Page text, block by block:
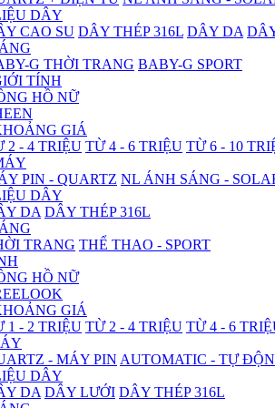
DÂY
CAO SU DÂY THÉP 316L DÂY DA
G THỜI TRANG BABY-G SPORT
TÍNH
HỒ NỮ
GIÁ
2 - 4 TRIỆU TỪ 4 - 6 TRIỆU TỪ 6 - 10
PIN - QUARTZ NL ÁNH SÁNG -
DÂY
DA DÂY THÉP 316L
TRANG THỂ THAO - SPORT
HỒ NỮ
GIÁ
1 - 2 TRIỆU TỪ 2 - 4 TRIỆU TỪ 4 - 6
- MÁY PIN AUTOMATIC - TỰ
DÂY
DA DÂY LƯỚI DÂY THÉP 316L